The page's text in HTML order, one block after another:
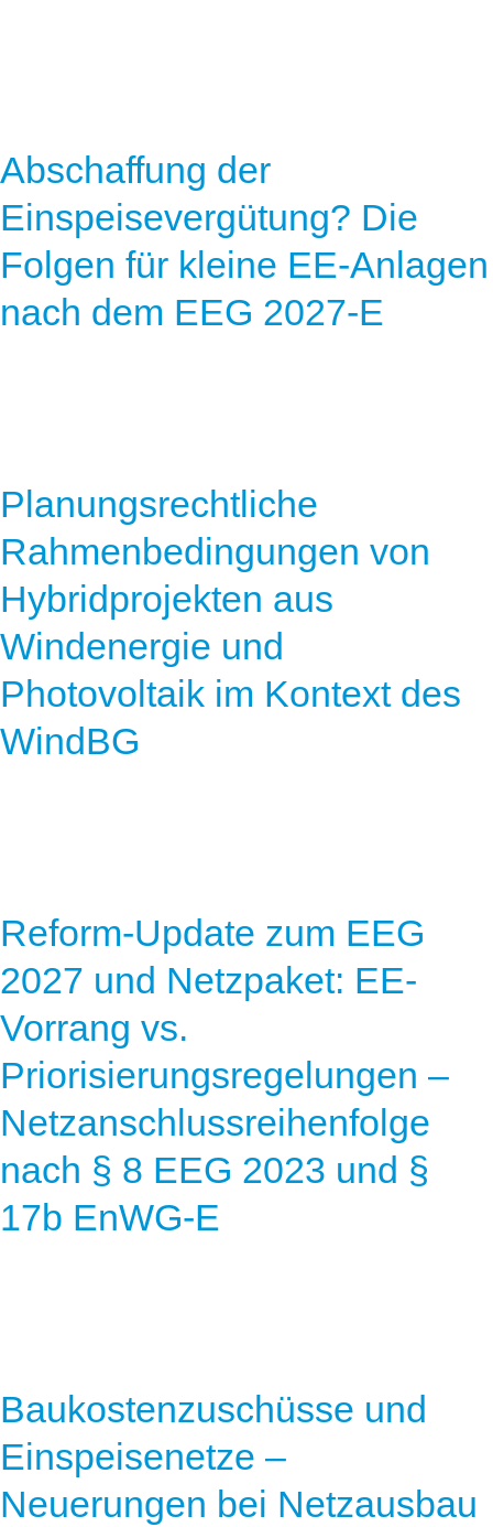
Abschaffung der
Einspeisevergütung? Die
Folgen für kleine EE-Anlagen
nach dem EEG 2027-E
Planungsrechtliche
Rahmenbedingungen von
Hybridprojekten aus
Windenergie und
Photovoltaik im Kontext des
WindBG
Reform-Update zum EEG
2027 und Netzpaket: EE-
Vorrang vs.
Priorisierungsregelungen –
Netzanschlussreihenfolge
nach § 8 EEG 2023 und §
17b EnWG-E
Baukostenzuschüsse und
Einspeisenetze –
Neuerungen bei Netzausbau